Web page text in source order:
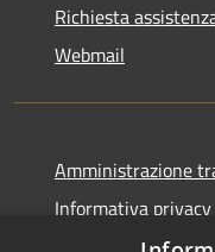
Richiesta
Webmail
Amministrazione
Informativa privacy